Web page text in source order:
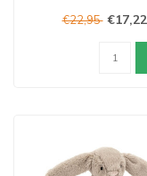
€22,95 €17,22